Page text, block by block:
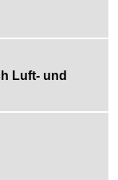
Luft- und